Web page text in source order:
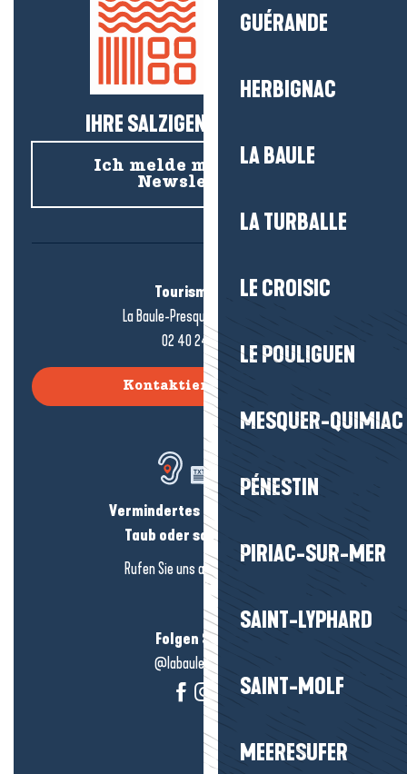
GUÉRANDE
HERBIGNAC
LA BAULE
LA TURBALLE
LE CROISIC
LE POULIGUEN
MESQUER-QUIMIAC
PÉNESTIN
PIRIAC-SUR-MER
SAINT-LYPHARD
SAINT-MOLF
MEERESUFER
IHRE SALZIGEN NEUIGKEITEN!
Ich melde mich für den
Newsletter an
Tourismusbüro
La Baule-Presqu'île de Guérande
02 40 24 34 44
Kontaktieren Sie uns
Vermindertes Hörvermögen?
Taub oder schwerhörig?
Rufen Sie uns an in
Folgen Sie uns!
@labauleguérande